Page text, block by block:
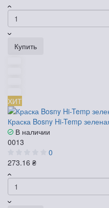
Купить
ХИТ
Краска Bosny Hi-Temp
В наличии
0013
0
273.16 ₴